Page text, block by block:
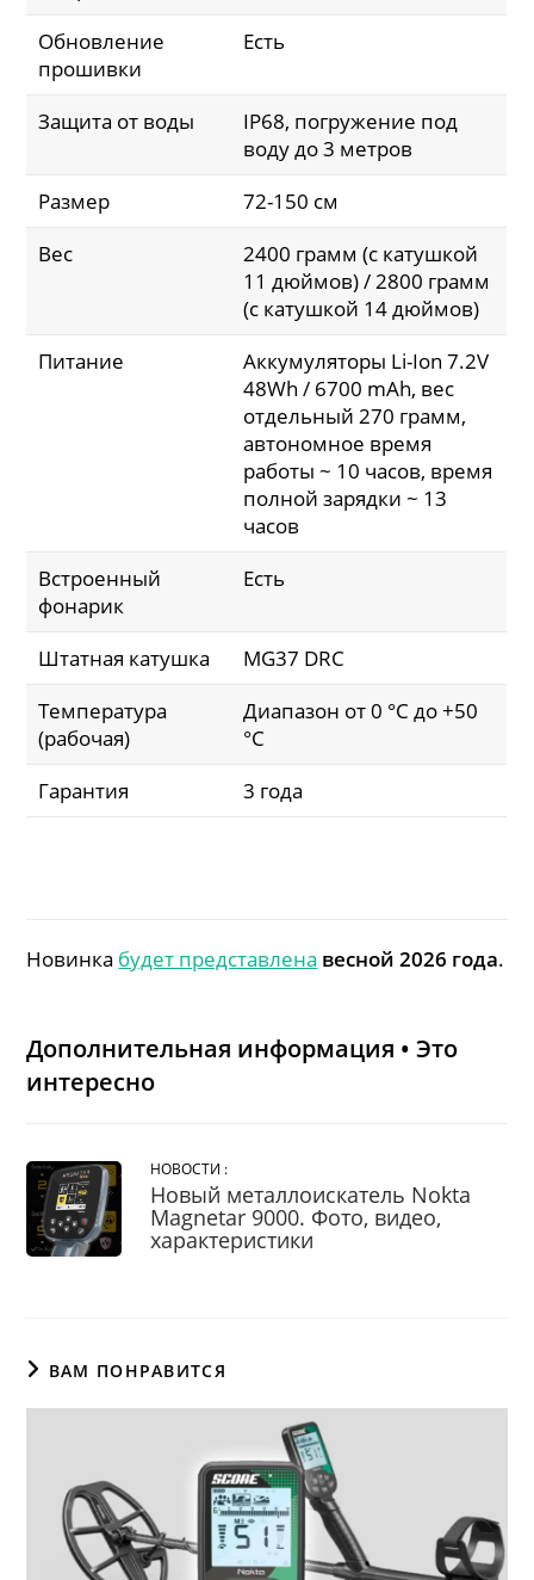
Обновление
прошивки
Есть
Защита от воды
IP68, погружение под
воду до 3 метров
Размер
72-150 см
Вес
2400 грамм (с катушкой
11 дюймов) / 2800 грамм
(с катушкой 14 дюймов)
Питание
Аккумуляторы Li-Ion 7.2V
48Wh / 6700 mAh, вес
отдельный 270 грамм,
автономное время
работы ~ 10 часов, время
полной зарядки ~ 13
часов
Встроенный
фонарик
Есть
Штатная катушка
MG37 DRC
Температура
(рабочая)
Диапазон от 0 °C до +50
°C
Гарантия
3 года
Новинка будет представлена весной 2026 года.
Дополнительная информация • Это
интересно
НОВОСТИ :
Новый металлоискатель Nokta
Magnetar 9000. Фото, видео,
характеристики
ВАМ ПОНРАВИТСЯ